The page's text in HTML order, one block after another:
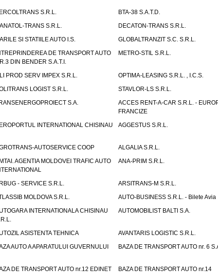
S.R.L.
BTA-38 S.A.T.D.
TRANS S.R.L.
DECATON-TRANS S.R.L.
SI STATIILE AUTO I.S.
GLOBALTRANZIT S.C. S.R.L.
DE TRANSPORT AUTO
DIN BENDER S.A.T.I.
METRO-STIL S.R.L.
PROD SERV IMPEX S.R.L.
OPTIMA-LEASING S.R.L. , I.C.S.
LOGIST S.R.L.
STAVLOR-LS S.R.L.
S.A.
ACCES RENT-A-CAR S.R.L. -
FRANCIZE
INTERNATIONAL CHISINAU
AGGESTUS S.R.L.
AUTOSERVICE COOP
ALGALIA S.R.L.
AGENTIA MOLDOVEI TRAFIC AUTO
ANA-PRIM S.R.L.
- SERVICE S.R.L.
ARSITRANS-M S.R.L.
MOLDOVA S.R.L.
AUTO-BUSINESS S.R.L. - Bilete Avia
INTERNATIONALA CHISINAU
AUTOMOBILIST BALTI S.A.
ASISTENTA TEHNICA
AVANTARIS LOGISTIC S.R.L.
AUTO A APARATULUI GUVERNULUI
BAZA DE TRANSPORT AUTO nr. 6
DE TRANSPORT AUTO nr.12 EDINET
BAZA DE TRANSPORT AUTO nr.14